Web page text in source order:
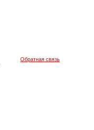
Обратная связь